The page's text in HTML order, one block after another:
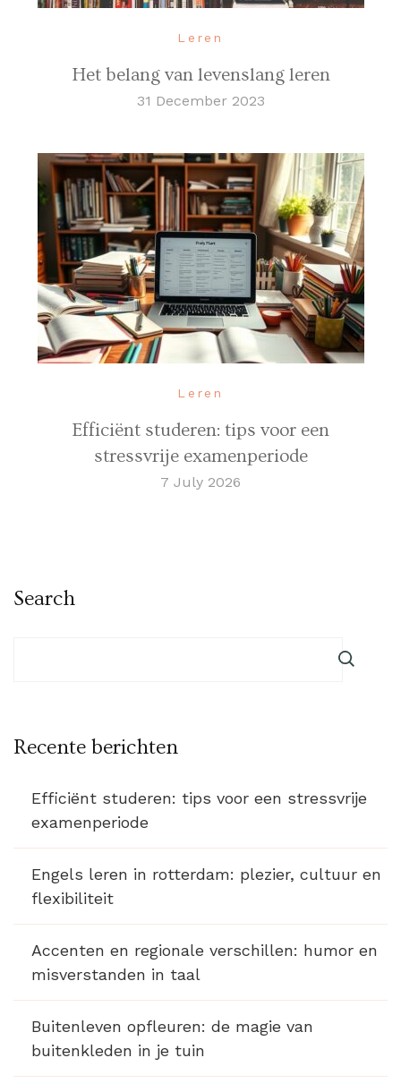
Leren
Het belang van levenslang leren
31 December 2023
Leren
Efficiënt studeren: tips voor een
stressvrije examenperiode
7 July 2026
Search
Recente berichten
Efficiënt studeren: tips voor een stressvrije
examenperiode
Engels leren in rotterdam: plezier, cultuur en
flexibiliteit
Accenten en regionale verschillen: humor en
misverstanden in taal
Buitenleven opfleuren: de magie van
buitenkleden in je tuin